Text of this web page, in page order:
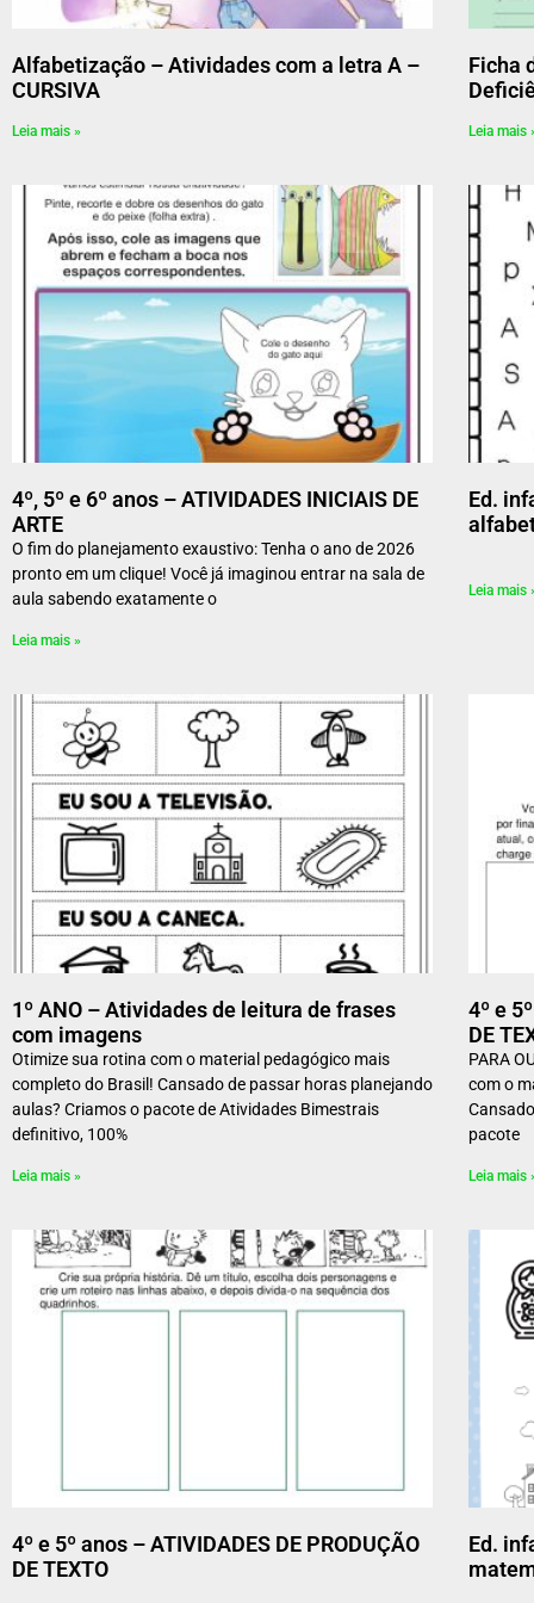
Alfabetização – Atividades com a letra A –
CURSIVA
Leia mais »
Ficha
Leia mais
4º, 5º e 6º anos – ATIVIDADES INICIAIS DE
ARTE
O fim do planejamento exaustivo: Tenha o ano de 2026
pronto em um clique! Você já imaginou entrar na sala de
aula sabendo exatamente o
Leia mais »
Ed.
Leia mais
1º ANO – Atividades de leitura de frases
com imagens
Otimize sua rotina com o material pedagógico mais
completo do Brasil! Cansado de passar horas planejando
aulas? Criamos o pacote de Atividades Bimestrais
definitivo, 100%
Leia mais »
4º e
DE
PARA
com o
pacote
Leia mais
4º e 5º anos – ATIVIDADES DE PRODUÇÃO
DE TEXTO
Ed.